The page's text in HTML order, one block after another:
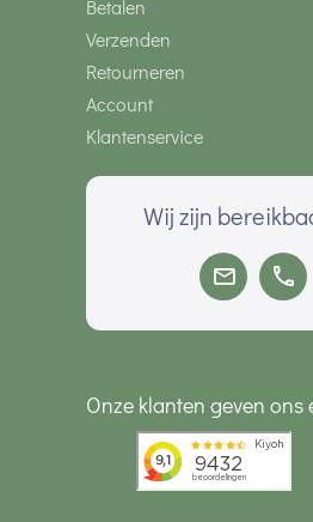
Betalen
Verzenden
Retourneren
Account
Klantenservice
Wij zijn
Onze klanten geven ons